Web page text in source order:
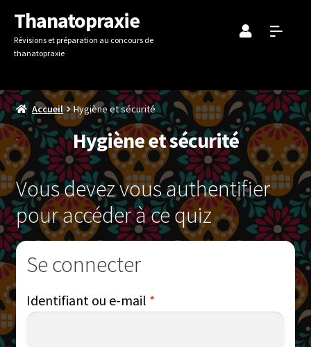
navigation
contenu
Thanatopraxie
Révisions et préparation au concours de
thanatopraxie
Accueil Hygiène et sécurité
Hygiène et sécurité
Vous devez vous authentifier
pour accéder à ce quiz
Se connecter
Identifiant ou e-mail *Obligatoire